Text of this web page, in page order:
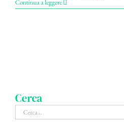
Continua a leggere
Cerca
Cerca
per: